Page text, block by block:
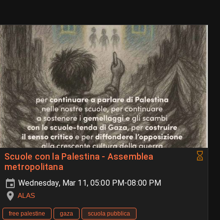
Scuole con la Palestina - Assemblea
metropolitana
Wednesday, Mar 11, 05:00 PM-08:00 PM
ALAS
free palestine gaza scuola pubblica